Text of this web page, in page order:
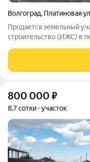
Волгоград, Платиновая
Продается земельный
строительство (ИЖС) в
Тракторозаводского
Платиновая, в удачном
800 000 ₽
8,7 сотки участок